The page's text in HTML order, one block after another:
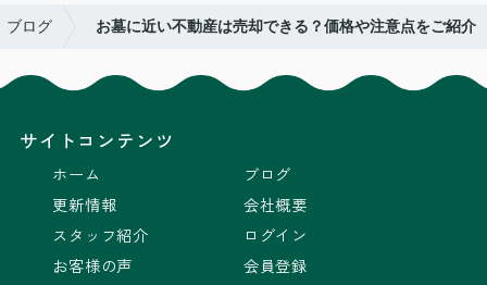
ブログ お墓に近い不動産は売却できる？価格や注意点をご紹介
サイトコンテンツ
ホーム
更新情報
スタッフ紹介
お客様の声
ブログ
会社概要
ログイン
会員登録